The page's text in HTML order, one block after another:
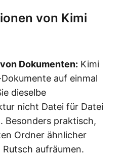
von Kimi
Dokumenten: Kimi
auf einmal
dieselbe
nicht Datei für Datei
Besonders praktisch,
Ordner ähnlicher
aufräumen.